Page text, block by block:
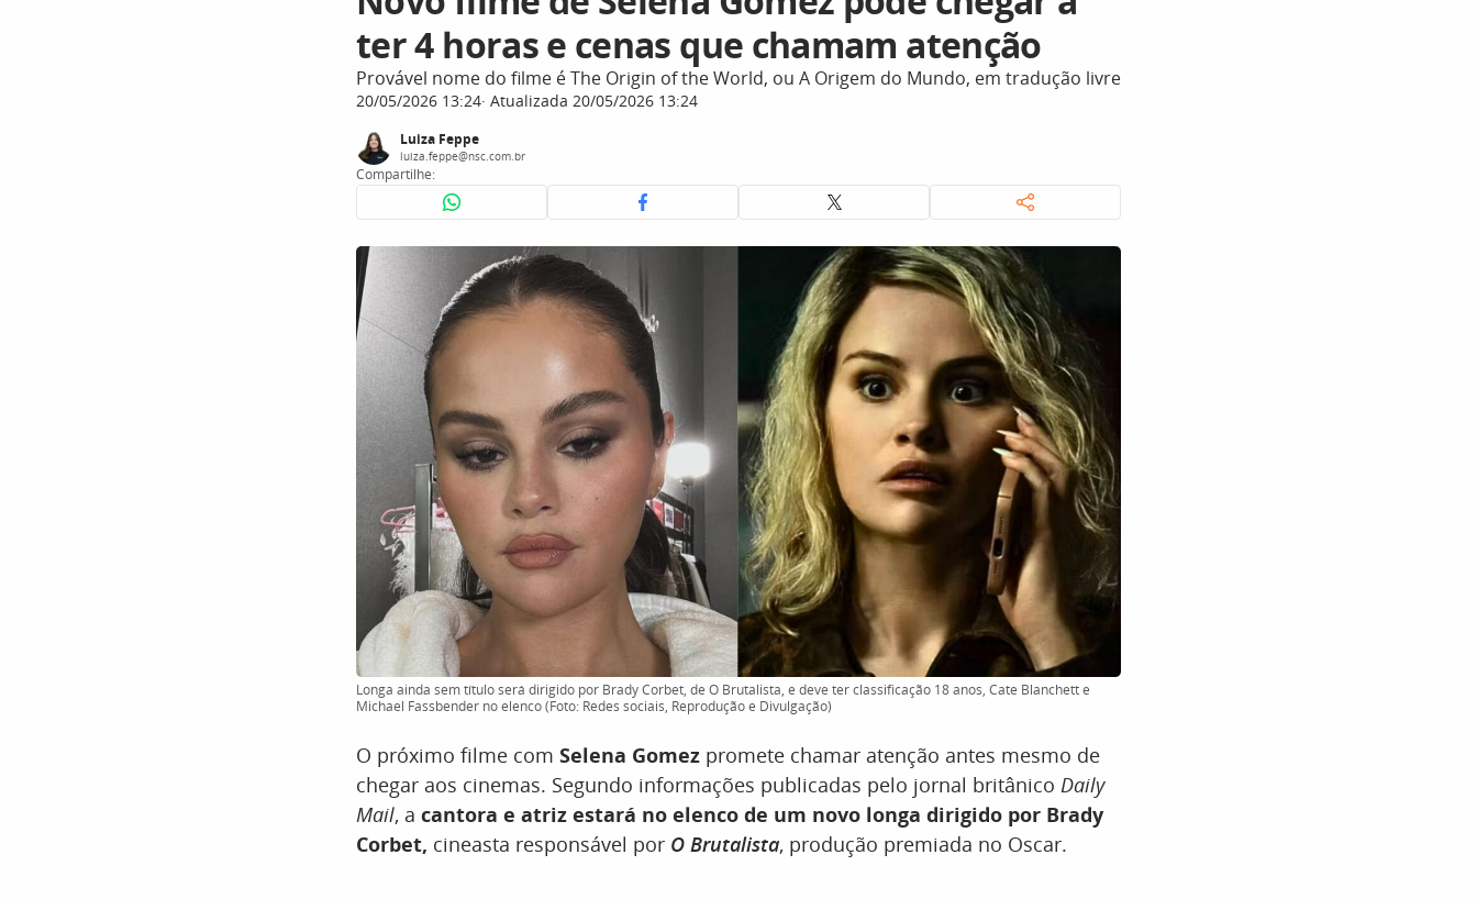
ter 4 horas e cenas que chamam atenção
Provável nome do filme é The Origin of the World, ou A Origem do Mundo, em tradução livre
20/05/2026 13:24 Atualizada 20/05/2026 13:24
Luiza Feppe
luiza.feppe@nsc.com.br
Compartilhe:
Longa ainda sem título será dirigido por Brady Corbet, de O Brutalista, e deve ter classificação 18 anos, Cate Blanchett e
Michael Fassbender no elenco (Foto: Redes sociais, Reprodução e Divulgação)
O próximo filme com Selena Gomez promete chamar atenção antes mesmo de
chegar aos cinemas. Segundo informações publicadas pelo jornal britânico Daily
Mail, a cantora e atriz estará no elenco de um novo longa dirigido por Brady
Corbet, cineasta responsável por O Brutalista, produção premiada no Oscar.